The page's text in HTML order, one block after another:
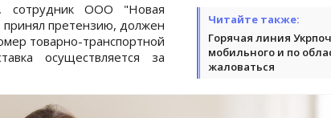
Читайте также:
Горячая линия
мобильного и по
жаловаться
сотрудник ООО "Новая
претензию, должен
товарно-транспортной
осуществляется за